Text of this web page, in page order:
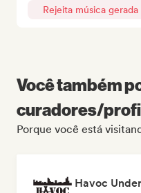
Rejeita música
Você também
curadores/
Porque você está
Havoc